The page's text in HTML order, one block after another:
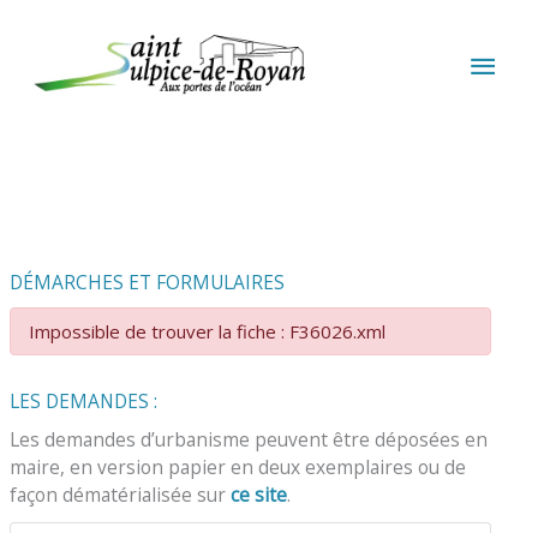
DÉMARCHES ET FORMULAIRES
Impossible de trouver la fiche : F36026.xml
LES DEMANDES :
Les demandes d’urbanisme peuvent être déposées en
maire, en version papier en deux exemplaires ou de
façon dématérialisée surce site.